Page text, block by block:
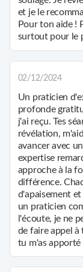
et je le
Pour ton aide !
surtout pour le
02/12/2024
Un praticien
profonde
j'ai reçu. Tes
révélation,
avancer avec
expertise
approche à la
différence.
d'apaisement
un praticien
l'écoute, je ne
de faire appel
tu m'as apporté